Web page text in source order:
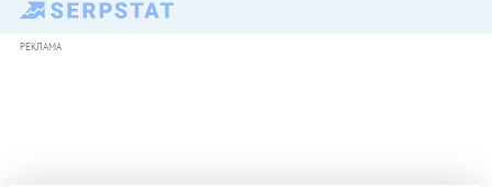
РЕКЛАМА